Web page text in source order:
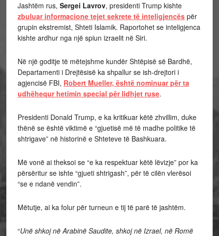
Jashtëm rus, Sergei Lavrov, presidenti Trump kishte
zbuluar informacione tejet sekrete të inteligjencëspër
grupin ekstremist, Shteti Islamik. Raportohet se inteligjenca
kishte ardhur nga një spiun izraelit në Siri.
Në një goditje të mëtejshme kundër Shtëpisë së Bardhë,
Departamenti i Drejtësisë ka shpallur se ish-drejtori i
agjencisë FBI, Robert Mueller, është nominuar për ta
udhëhequr hetimin special për lidhjet ruse.
Presidenti Donald Trump, e ka kritikuar këtë zhvillim, duke
thënë se është viktimë e “gjuetisë më të madhe politike të
shtrigave” në historinë e Shteteve të Bashkuara.
Më vonë ai theksoi se “e ka respektuar këtë lëvizje” por ka
përsëritur se ishte “gjueti shtrigash”, për të cilën vlerësoi
“se e ndanë vendin”.
Mëtutje, ai ka folur për turneun e tij të parë të jashtëm.
“Unë shkoj në Arabinë Saudite, shkoj në Izrael, në Romë